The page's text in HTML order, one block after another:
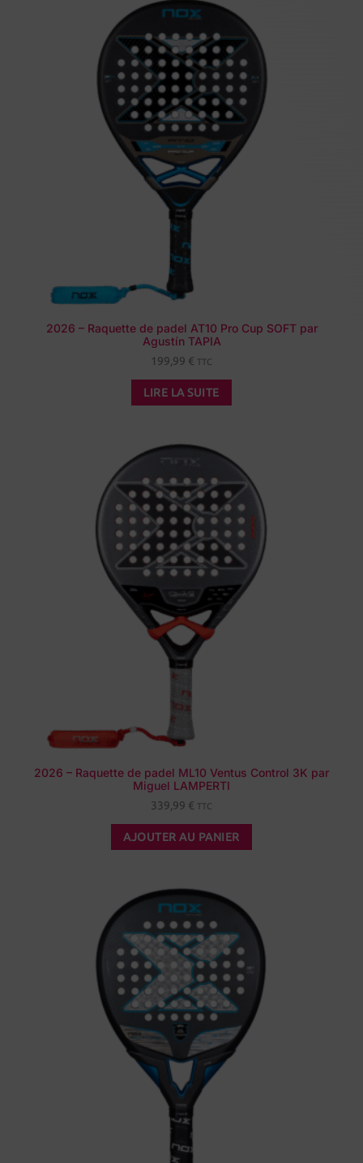
2026 – Raquette de padel AT10 Pro Cup SOFT par
Agustín TAPIA
199,99 € TTC
LIRE LA SUITE
2026 – Raquette de padel ML10 Ventus Control 3K par
Miguel LAMPERTI
339,99 € TTC
AJOUTER AU PANIER